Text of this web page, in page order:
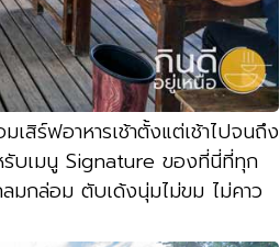
สิร์ฟอาหารเช้าตั้งแต่เช้าไปจนถึง
รับเมนู Signature ของที่นี่ที่ทุก
มกล่อม ตับเด้งนุ่มไม่ขม ไม่คาว